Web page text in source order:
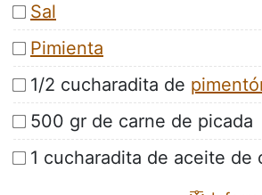
Sal
Pimienta
1/2 cucharadita de
500 gr de carne de picada
1 cucharadita de aceite de